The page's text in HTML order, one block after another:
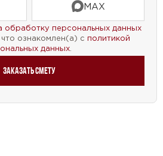
MAX
обработку персональных данных
ознакомлен(а) с политикой
данных.
Заказать смету